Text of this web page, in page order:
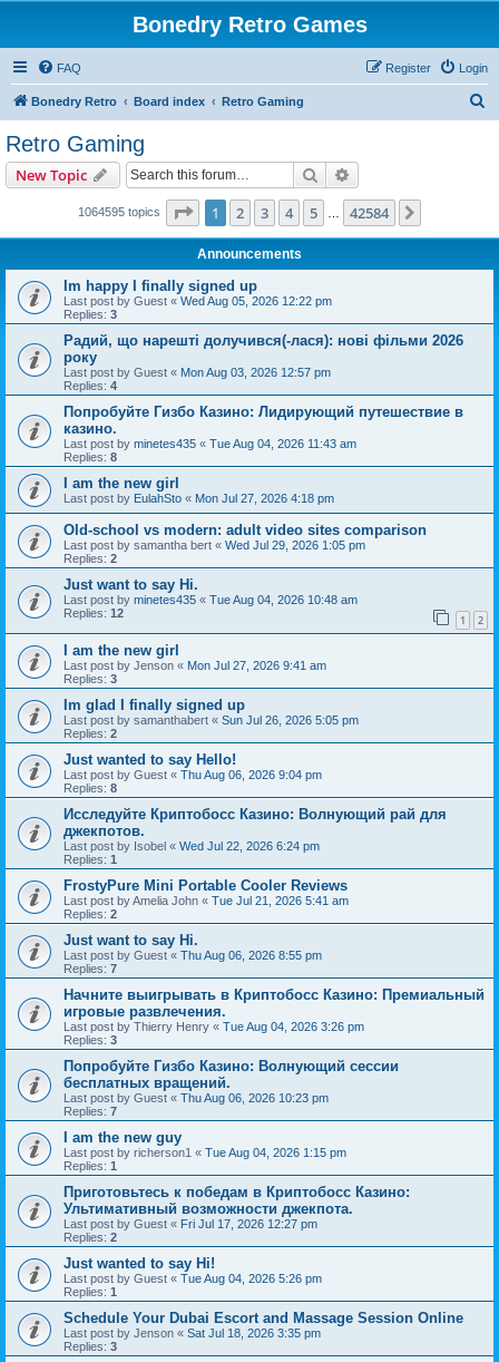
Bonedry Retro Games
FAQ Login
Register
Bonedry Retro Board index Retro Gaming
Retro Gaming
New Topic Search
1064595 topics Page 1of 42584
1 2 3 4 5 42584
Announcements
Im happy I finally signed up
Last post by Guest « Wed Aug 05, 2026 12:22 pm
Replies: 3
Радий, що нарешті долучився(-лася): нові фільми 2026
року
Last post by Guest « Mon Aug 03, 2026 12:57 pm
Replies: 4
Попробуйте Гизбо Казино: Лидирующий путешествие в
казино.
Last post by minetes435 « Tue Aug 04, 2026 11:43 am
Replies: 8
I am the new girl
Last post by EulahSto « Mon Jul 27, 2026 4:18 pm
Old-school vs modern: adult video sites comparison
Last post by samantha bert « Wed Jul 29, 2026 1:05 pm
Replies: 2
Just want to say Hi.
Last post by minetes435 « Tue Aug 04, 2026 10:48 am
Replies: 12 1 2
I am the new girl
Last post by Jenson « Mon Jul 27, 2026 9:41 am
Replies: 3
Im glad I finally signed up
Last post by samanthabert « Sun Jul 26, 2026 5:05 pm
Replies: 2
Just wanted to say Hello!
Last post by Guest « Thu Aug 06, 2026 9:04 pm
Replies: 8
Исследуйте Криптобосс Казино: Волнующий рай для
джекпотов.
Last post by Isobel « Wed Jul 22, 2026 6:24 pm
Replies: 1
FrostyPure Mini Portable Cooler Reviews
Last post byAmelia John « Tue Jul 21, 2026 5:41 am
Replies: 2
Just want to say Hi.
Last post by Guest « Thu Aug 06, 2026 8:55 pm
Replies: 7
Начните выигрывать в Криптобосс Казино: Премиальный
игровые развлечения.
Last post by Thierry Henry « Tue Aug 04, 2026 3:26 pm
Replies: 3
Попробуйте Гизбо Казино: Волнующий сессии
бесплатных вращений.
Last post by Guest « Thu Aug 06, 2026 10:23 pm
Replies: 7
I am the new guy
Last post by richerson1 « Tue Aug 04, 2026 1:15 pm
Replies: 1
Приготовьтесь к победам в Криптобосс Казино:
Ультимативный возможности джекпота.
Last post by Guest « Fri Jul 17, 2026 12:27 pm
Replies: 2
Just wanted to say Hi!
Last post by Guest « Tue Aug 04, 2026 5:26 pm
Replies: 1
Schedule Your Dubai Escort and Massage Session Online
Last post by Jenson « Sat Jul 18, 2026 3:35 pm
Replies: 3